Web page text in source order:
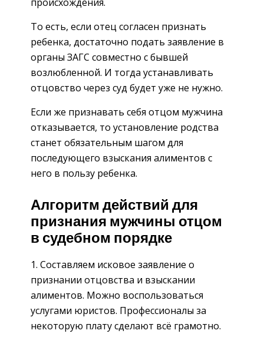
То есть, если отец согласен признать
ребенка, достаточно подать заявление в
органы ЗАГС совместно с бывшей
возлюбленной. И тогда устанавливать
отцовство через суд будет уже не нужно.
Если же признавать себя отцом мужчина
отказывается, то установление родства
станет обязательным шагом для
последующего взыскания алиментов с
него в пользу ребенка.
Алгоритм действий для
признания мужчины отцом
в судебном порядке
Составляем исковое заявление о
признании отцовства и взыскании
алиментов. Можно воспользоваться
услугами юристов. Профессионалы за
некоторую плату сделают всё грамотно.